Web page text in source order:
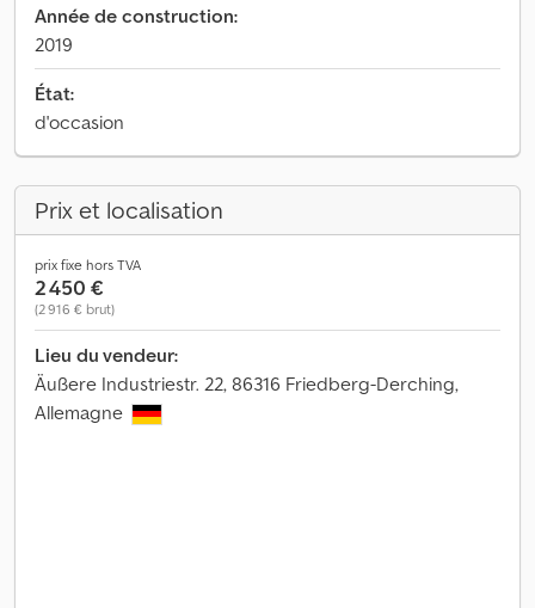
Année de construction:
2019
État:
d'occasion
Prix et localisation
prix fixe hors TVA
2 450 €
(2 916 € brut)
Lieu du vendeur:
Äußere Industriestr. 22, 86316 Friedberg-Derching,
Allemagne